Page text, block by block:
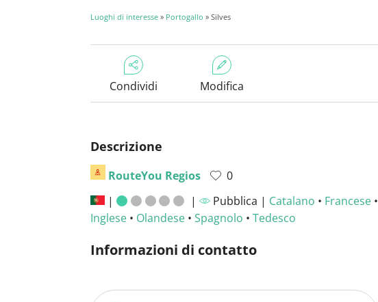
Luoghi di interesse » Portogallo » Silves
Condividi Modifica
Descrizione
RouteYou Regios
0
|
| Pubblica | Catalano • Francese•
Inglese • Olandese • Spagnolo • Tedesco
Informazioni di contatto